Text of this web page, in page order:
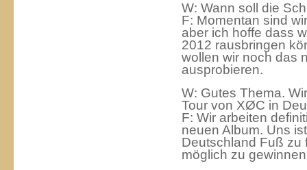
W: Wann soll die
F: Momentan sind
aber ich hoffe dass
2012 rausbringen
wollen wir noch das
ausprobieren.
W: Gutes Thema.
Tour von XØC in
F: Wir arbeiten
neuen Album. Uns
Deutschland Fuß zu
möglich zu